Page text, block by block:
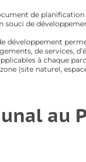
de
de
développement
de services,
à chaque
(site naturel,
au